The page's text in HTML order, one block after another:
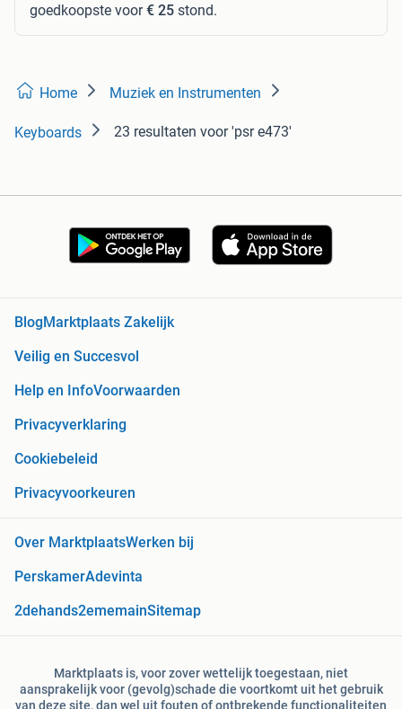
goedkoopste voor€ 25 stond.
Home Muziek en Instrumenten
Keyboards 23 resultaten voor 'psr e473'
BlogMarktplaats Zakelijk
Veilig en Succesvol
Help en InfoVoorwaarden
Privacyverklaring
Cookiebeleid
Privacyvoorkeuren
Over MarktplaatsWerken bij
PerskamerAdevinta
2dehands2ememainSitemap
Marktplaats is, voor zover wettelijk toegestaan, niet
aansprakelijk voor (gevolg)schade die voortkomt uit het gebruik
van deze site, dan wel uit fouten of ontbrekende functionaliteiten